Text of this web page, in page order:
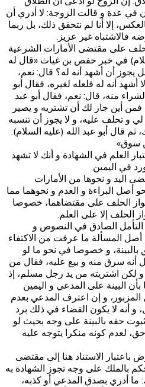
عدة و قالت الزوجة: لا أدري أن
إلا أنا لم نتحقق ذلك، بل ربما
فالاشتباه غير عزيز.
على مقتضى الأمارات الشرعية
في خبر حفص بن غياث «قال له
يجوز أن أشهد أنه له؟ قال: نعم،
أنه له فلعله لغيره، فقال أبو
منه، قال: نعم، فقال أبو عبد
فمن أين جاز لك أن تشتريه و يصير
و تحلف عليه، و لا يجوز أن تنسبه
قال أبو عبد الله (عليه السلام):
سوق»‌
العلم في الشهادة و أنك لا تشهد
في اليمين.
اليد و نحوها من الأمارات
أصل البراءة و العدم و نحوهما مما
الحلف على مقتضاهما، خصوصا
الحلف إلا على العلم.
الصادق في النصوص و
المسألة ما عرفت من الاكتفاء
بالبينة، و خصوصا في نحو ما لو
سرق منه و بيع عليه، فقال من
و لكن اشتريته من يد رجل مسلم، إذ
البينة على المدعي و اليمين
و إن اعترف المدعي بعدم
و أنه لا يكون القضاء في ذلك برد
حقه بالبينة على وجه بحيث لو
لعدم كونه منكرا يتوجه عليه
باعتبار الاستناد هنا إلى مقتضى
بالملك على وجه تجوز الشهادة به
أدري بصدق المدعي أو كذبه،